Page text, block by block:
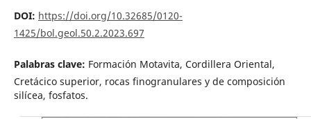
DOI: https://doi.org/10.32685/0120-
1425/bol.geol.50.2.2023.697
Palabras clave: Formación Motavita, Cordillera Oriental,
Cretácico superior, rocas finogranulares y de composición
silícea, fosfatos.